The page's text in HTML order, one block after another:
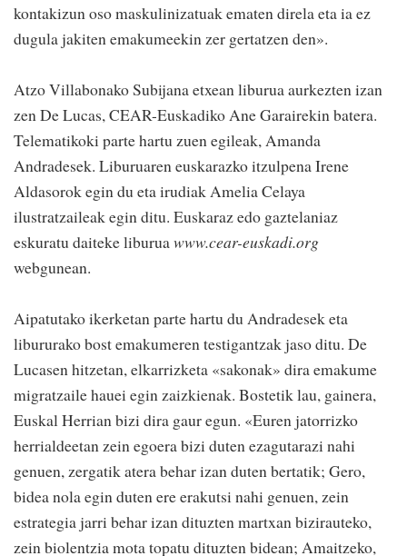
kontakizun oso maskulinizatuak ematen direla eta ia ez
dugula jakiten emakumeekin zer gertatzen den».
Atzo Villabonako Subijana etxean liburua aurkezten izan
zen De Lucas, CEAR-Euskadiko Ane Garairekin batera.
Telematikoki parte hartu zuen egileak, Amanda
Andradesek. Liburuaren euskarazko itzulpena Irene
Aldasorok egin du eta irudiak Amelia Celaya
ilustratzaileak egin ditu. Euskaraz edo gaztelaniaz
eskuratu daiteke liburuawww.cear-euskadi.org
webgunean.
Aipatutako ikerketan parte hartu du Andradesek eta
libururako bost emakumeren testigantzak jaso ditu. De
Lucasen hitzetan, elkarrizketa «sakonak» dira emakume
migratzaile hauei egin zaizkienak. Bostetik lau, gainera,
Euskal Herrian bizi dira gaur egun. «Euren jatorrizko
herrialdeetan zein egoera bizi duten ezagutarazi nahi
genuen, zergatik atera behar izan duten bertatik; Gero,
bidea nola egin duten ere erakutsi nahi genuen, zein
estrategia jarri behar izan dituzten martxan bizirauteko,
zein biolentzia mota topatu dituzten bidean; Amaitzeko,